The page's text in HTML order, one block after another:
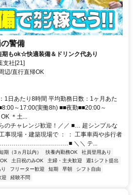
警備
期もok☆快適装備＆ドリンク代あり
支社[21]
辺/直行直帰OK
1日あたり8時間 平均勤務日数：1ヶ月あた
～17:00(実働8h) ■■夜勤■■20:00～
＊土...
のチャレンジ歓迎！／／ ■… 超シンプルな
事現場・建築現場で ： ： 工事車両や歩行者
＼＼ テ...
期（3ヵ月以内） 扶養内勤務OK
社員登用あり
土日祝のみOK 主婦・主夫歓迎
週1シフト提出
フリーター歓迎 短期 早朝
シフト自由
迎 経験不問